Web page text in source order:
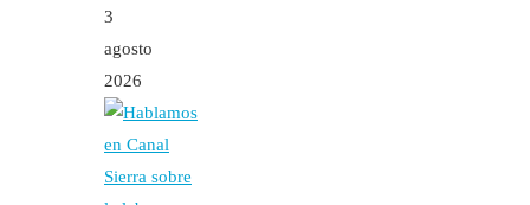
3
agosto
2026